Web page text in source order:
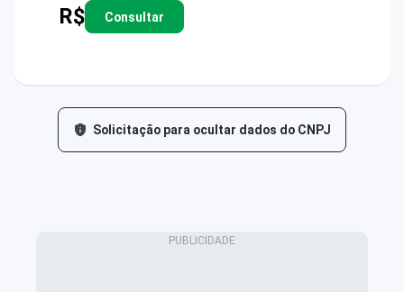
R$ Consultar
Solicitação para ocultar dados do CNPJ